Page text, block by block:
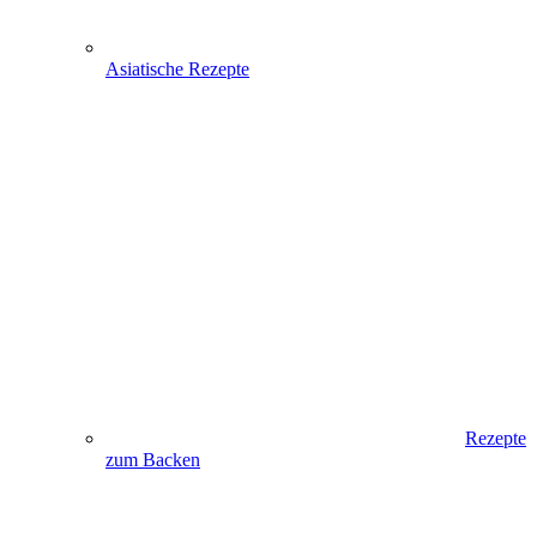
Asiatische Rezepte
Rezepte
zum Backen